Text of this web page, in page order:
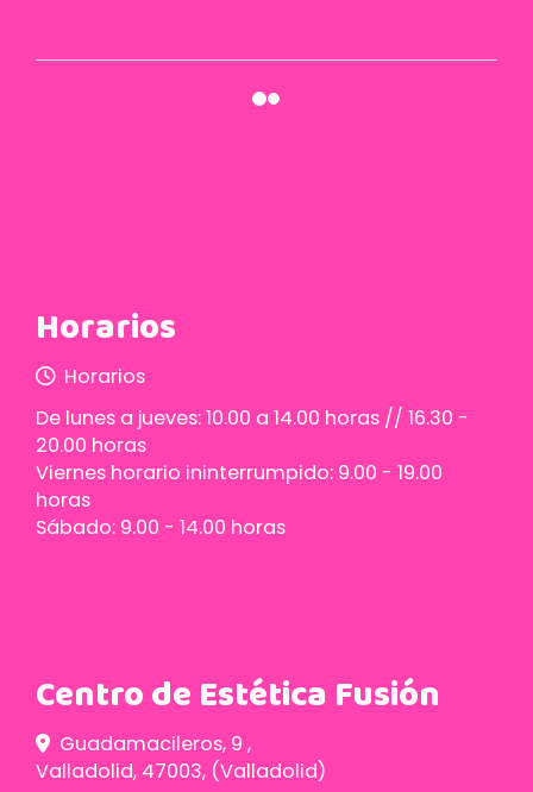
Horarios
Horarios
De lunes a jueves: 10.00 a 14.00 horas // 16.30 -
20.00 horas
Viernes horario ininterrumpido: 9.00 - 19.00
horas
Sábado: 9.00 - 14.00 horas
Centro de Estética Fusión
Guadamacileros, 9 ,
Valladolid, 47003, (Valladolid)